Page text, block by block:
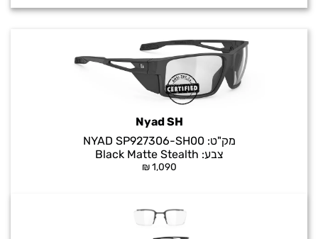
Nyad SH
מק"ט:NYAD SP927306-SH00
צבע: Black Matte Stealth
₪1,090